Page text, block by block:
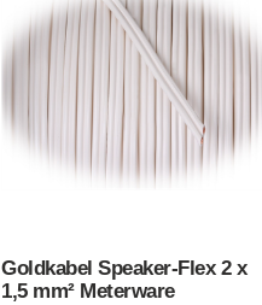
Black Connect Speaker-Flex 2
x 2,5 mm² Meterware